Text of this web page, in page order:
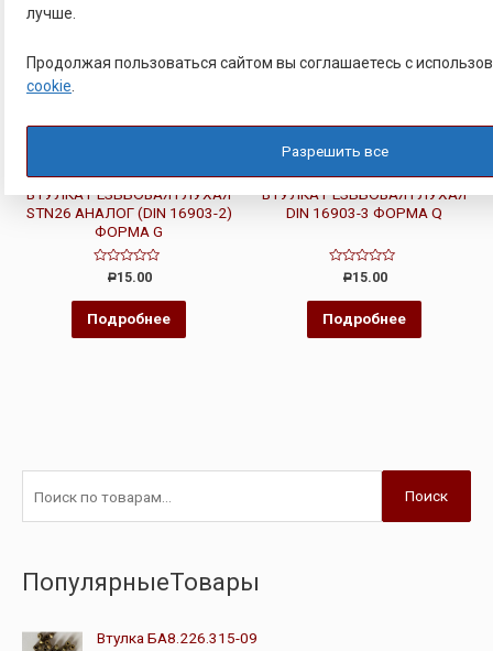
ВТУЛКА РЕЗЬБОВАЯ ГЛУХАЯ
STN26 АНАЛОГ (DIN 16903-2)
ФОРМА G
Оценка
из
Р15.00
Подробнее
ВТУЛКА РЕЗЬБОВАЯ ГЛУХАЯ
DIN 16903-3 ФОРМА Q
Оценка
из
Р15.00
Подробнее
Поиск
ПопулярныеТовары
Втулка БА8.226.315-09
лучше.
Продолжая пользоваться сайтом вы соглашаетесь с
cookie
Разрешить все